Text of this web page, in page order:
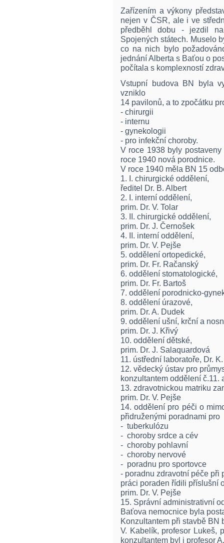
Zařízením a výkony
nejen v ČSR, ale i ve
předběhl dobu - jezdil
Spojených státech. Muselo
co na nich bylo
jednání Alberta s Baťou o
počítala s komplexností
Vstupní budova BN byla
vzniklo
14 pavilonů, a to zpočátku
- chirurgii
- internu
- gynekologii
- pro infekční choroby.
V roce 1938 byly
roce 1940 nová porodnice.
V roce 1940 měla BN 15
1. I. chirurgické oddělení,
ředitel Dr. B. Albert
2. I. interní oddělení,
prim. Dr. V. Tolar
3. II. chirurgické oddělení,
prim. Dr. J. Černošek
4. II. interní oddělení,
prim. Dr. V. Pejše
5. oddělení ortopedické,
prim. Dr. Fr. Račanský
6. oddělení stomatologické,
prim. Dr. Fr. Bartoš
7. oddělení porodnicko-
8. oddělení úrazové,
prim. Dr. A. Dudek
9. oddělení ušní, krční a
prim. Dr. J. Křivý
10. oddělení dětské,
prim. Dr. J. Salaquardová
11. ústřední laboratoře, Dr.
12. vědecký ústav pro
konzultantem oddělení č.11.
13. zdravotnickou matriku
prim. Dr. V. Pejše
14. oddělení pro péči o
přidruženými poradnami pro
- tuberkulózu
- choroby srdce a cév
- choroby pohlavní
- choroby nervové
- poradnu pro sportovce
- poradnu zdravotní péče při
práci poraden řídili příslušní
prim. Dr. V. Pejše
15. Správní administrativní
Baťova nemocnice byla
Konzultantem při stavbě BN
V. Kabelík, profesor Lukeš,
konzultantem byl i profesor